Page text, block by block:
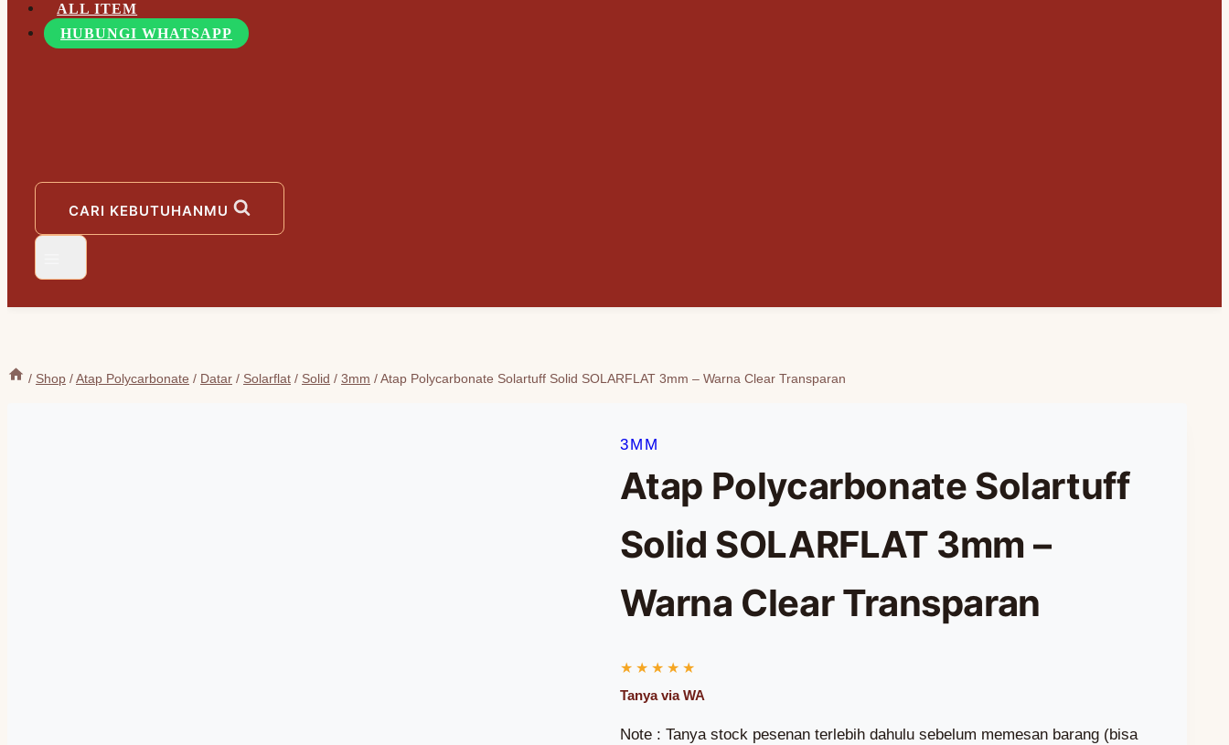
ALL ITEM
HUBUNGI WHATSAPP
CARI KEBUTUHANMU
/ Shop /Atap Polycarbonate / Datar / Solarflat / Solid / 3mm /Atap Polycarbonate Solartuff Solid SOLARFLAT 3mm – Warna Clear Transparan
3MM
Atap Polycarbonate Solartuff
Solid SOLARFLAT 3mm –
Warna Clear Transparan
Note : Tanya stock pesenan terlebih dahulu sebelum memesan barang (bisa